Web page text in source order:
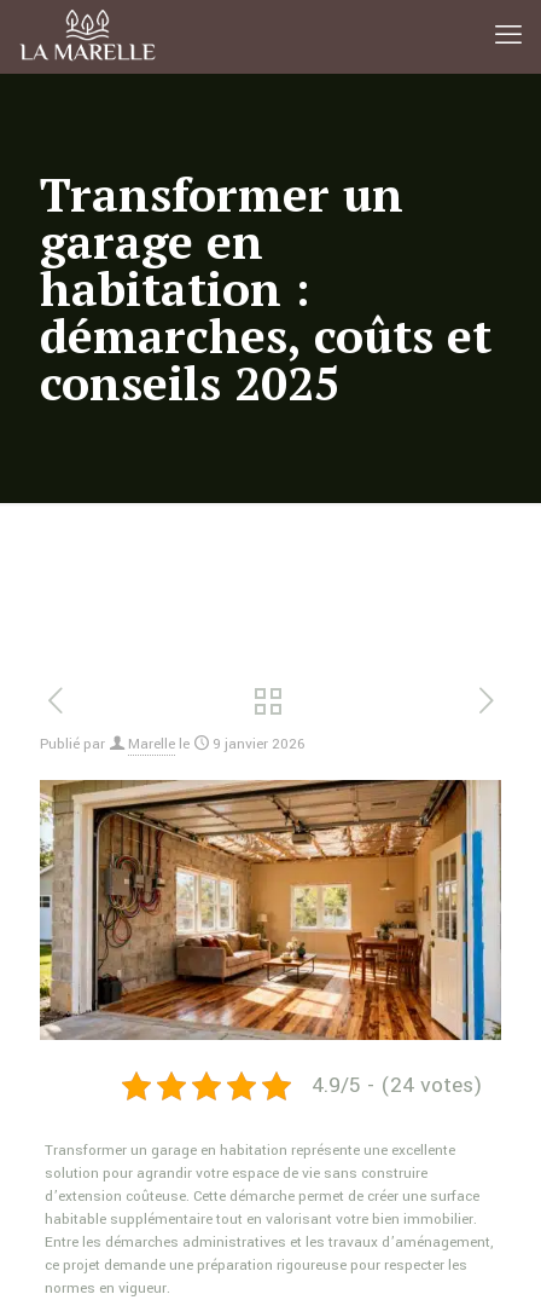
Transformer un
garage en
habitation :
démarches, coûts et
conseils 2025
Publié par Marelle le 9 janvier 2026
4.9/5 - (24 votes)
Transformer un garage en habitation représente une excellente
solution pour agrandir votre espace de vie sans construire
d’extension coûteuse. Cette démarche permet de créer une surface
habitable supplémentaire tout en valorisant votre bien immobilier.
Entre les démarches administratives et les travaux d’aménagement,
ce projet demande une préparation rigoureuse pour respecter les
normes en vigueur.